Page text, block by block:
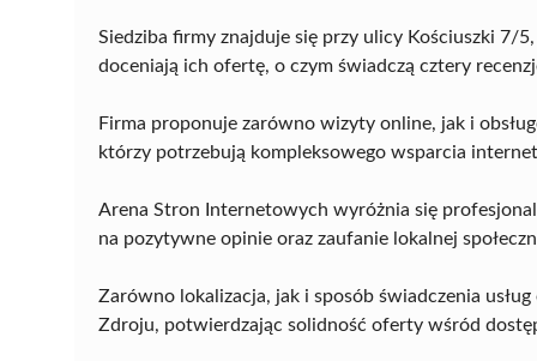
Siedziba firmy znajduje się przy ulicy Kościuszki 7/
doceniają ich ofertę, o czym świadczą cztery
Firma proponuje zarówno wizyty online, jak i
którzy potrzebują kompleksowego wsparcia
Arena Stron Internetowych wyróżnia się
na pozytywne opinie oraz zaufanie lokalnej
Zarówno lokalizacja, jak i sposób świadczenia
Zdroju, potwierdzając solidność oferty wśród